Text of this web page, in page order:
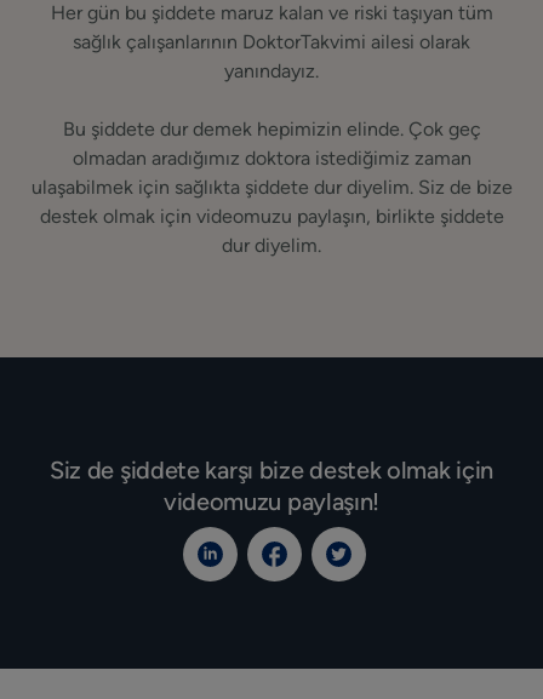
Her gün bu şiddete maruz kalan ve riski taşıyan tüm
sağlık çalışanlarının DoktorTakvimi ailesi olarak
yanındayız.
Bu şiddete dur demek hepimizin elinde. Çok geç
olmadan aradığımız doktora istediğimiz zaman
ulaşabilmek için sağlıkta şiddete dur diyelim. Siz de bize
destek olmak için videomuzu paylaşın, birlikte şiddete
dur diyelim.
Siz de şiddete karşı bize destek olmak için
videomuzu paylaşın!